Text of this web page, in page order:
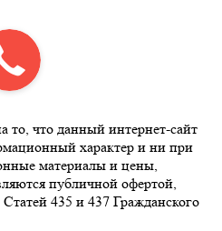
что данный интернет-сайт
характер и ни при
материалы и цены,
публичной офертой,
435 и 437 Гражданского